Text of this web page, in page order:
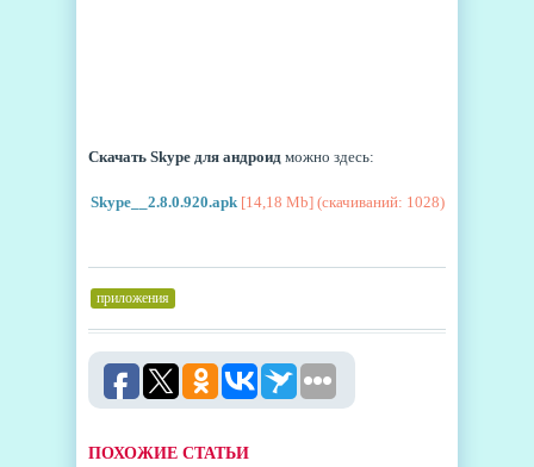
Скачать Skype для андроид можно здесь:
Skype__2.8.0.920.apk[14,18 Mb] (cкачиваний: 1028)
приложения
ПОХОЖИЕ СТАТЬИ